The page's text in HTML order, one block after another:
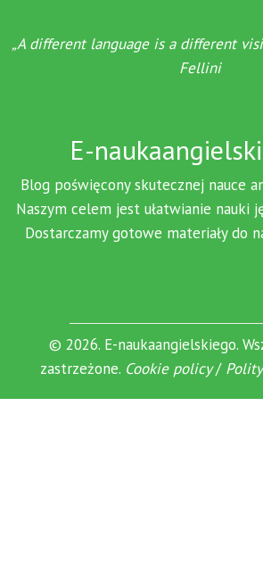
„A different language is a different
Fellini
E-
Blog poświęcony skutecznej nauce
Naszym celem jest ułatwianie nauki
Dostarczamy gotowe materiały do
© 2026. E-naukaangielskiego.
zastrzeżone. Cookie policy/